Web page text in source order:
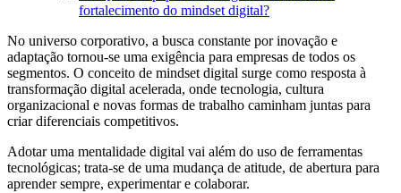
fortalecimento do mindset digital?
No universo corporativo, a busca constante por inovação e
adaptação tornou-se uma exigência para empresas de todos os
segmentos. O conceito de mindset digital surge como resposta à
transformação digital acelerada, onde tecnologia, cultura
organizacional e novas formas de trabalho caminham juntas para
criar diferenciais competitivos.
Adotar uma mentalidade digital vai além do uso de ferramentas
tecnológicas; trata-se de uma mudança de atitude, de abertura para
aprender sempre, experimentar e colaborar.